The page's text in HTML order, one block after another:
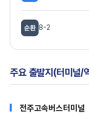
순환 8-2
주요 출발지(터미널/
전주고속버스터미널